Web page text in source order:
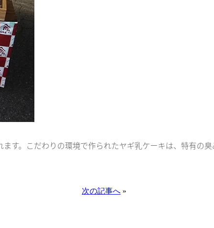
す。こだわりの環境で作られたヤギ乳ケーキは、特有の
次の記事へ »